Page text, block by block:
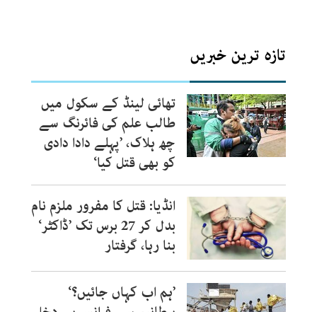
تازہ ترین خبریں
تھائی لینڈ کے سکول میں
طالب علم کی فائرنگ سے
چھ ہلاک، ’پہلے دادا دادی
کو بھی قتل کیا‘
انڈیا: قتل کا مفرور ملزم نام
بدل کر 27 برس تک ’ڈاکٹر‘
بنا رہا، گرفتار
’ہم اب کہاں جائیں؟‘